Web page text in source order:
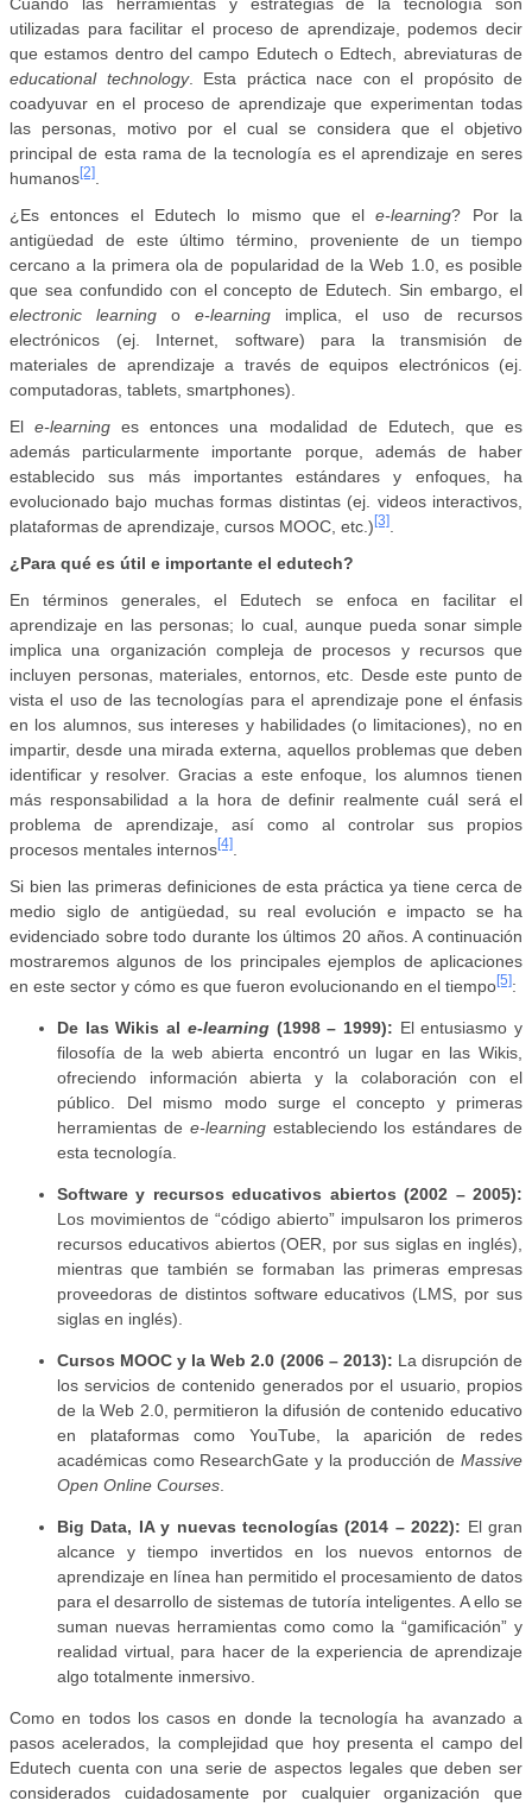
Cuando las herramientas y estrategias de la tecnología son
utilizadas para facilitar el proceso de aprendizaje, podemos decir
que estamos dentro del campo Edutech o Edtech, abreviaturas de
educational technology. Esta práctica nace con el propósito de
coadyuvar en el proceso de aprendizaje que experimentan todas
las personas, motivo por el cual se considera que el objetivo
principal de esta rama de la tecnología es el aprendizaje en seres
humanos[2].
¿Es entonces el Edutech lo mismo que ele-learning? Por la
antigüedad de este último término, proveniente de un tiempo
cercano a la primera ola de popularidad de la Web 1.0, es posible
que sea confundido con el concepto de Edutech. Sin embargo, el
electronic learningo e-learning implica, el uso de recursos
electrónicos (ej. Internet, software) para la transmisión de
materiales de aprendizaje a través de equipos electrónicos (ej.
computadoras, tablets, smartphones).
Ele-learning es entonces una modalidad de Edutech, que es
además particularmente importante porque, además de haber
establecido sus más importantes estándares y enfoques, ha
evolucionado bajo muchas formas distintas (ej. videos interactivos,
plataformas de aprendizaje, cursos MOOC, etc.) [3].
¿Para qué es útil e importante el edutech?
En términos generales, el Edutech se enfoca en facilitar el
aprendizaje en las personas; lo cual, aunque pueda sonar simple
implica una organización compleja de procesos y recursos que
incluyen personas, materiales, entornos, etc. Desde este punto de
vista el uso de las tecnologías para el aprendizaje pone el énfasis
en los alumnos, sus intereses y habilidades (o limitaciones), no en
impartir, desde una mirada externa, aquellos problemas que deben
identificar y resolver. Gracias a este enfoque, los alumnos tienen
más responsabilidad a la hora de definir realmente cuál será el
problema de aprendizaje, así como al controlar sus propios
procesos mentales internos[4].
Si bien las primeras definiciones de esta práctica ya tiene cerca de
medio siglo de antigüedad, su real evolución e impacto se ha
evidenciado sobre todo durante los últimos 20 años. A continuación
mostraremos algunos de los principales ejemplos de aplicaciones
en este sector y cómo es que fueron evolucionando en el tiempo[5]:
De las Wikis al e-learning (1998 – 1999): El entusiasmo y
filosofía de la web abierta encontró un lugar en las Wikis,
ofreciendo información abierta y la colaboración con el
público. Del mismo modo surge el concepto y primeras
herramientas de e-learning estableciendo los estándares de
esta tecnología.
Software y recursos educativos abiertos (2002 – 2005):
Los movimientos de “código abierto” impulsaron los primeros
recursos educativos abiertos (OER, por sus siglas en inglés),
mientras que también se formaban las primeras empresas
proveedoras de distintos software educativos (LMS, por sus
siglas en inglés).
Cursos MOOC y la Web 2.0 (2006 – 2013): La disrupción de
los servicios de contenido generados por el usuario, propios
de la Web 2.0, permitieron la difusión de contenido educativo
en plataformas como YouTube, la aparición de redes
académicas como ResearchGate y la producción de Massive
Open Online Courses.
Big Data, IA y nuevas tecnologías (2014 – 2022): El gran
alcance y tiempo invertidos en los nuevos entornos de
aprendizaje en línea han permitido el procesamiento de datos
para el desarrollo de sistemas de tutoría inteligentes. A ello se
suman nuevas herramientas como como la “gamificación” y
realidad virtual, para hacer de la experiencia de aprendizaje
algo totalmente inmersivo.
Como en todos los casos en donde la tecnología ha avanzado a
pasos acelerados, la complejidad que hoy presenta el campo del
Edutech cuenta con una serie de aspectos legales que deben ser
considerados cuidadosamente por cualquier organización que